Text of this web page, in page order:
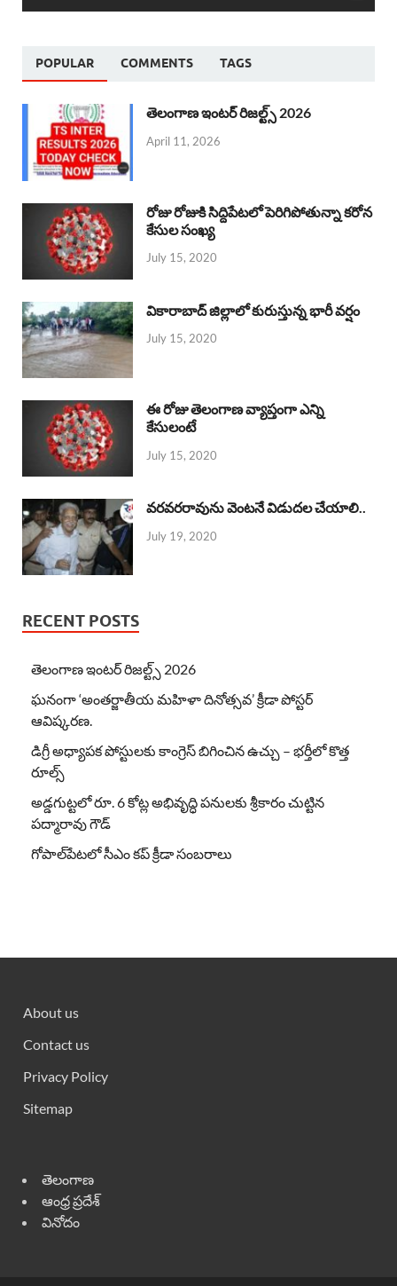
POPULAR COMMENTS TAGS
తెలంగాణ ఇంటర్ రిజల్ట్స్ 2026
April 11, 2026
రోజు రోజుకి సిద్దిపేటలో పెరిగిపోతున్నా కరోన
కేసుల సంఖ్య
July 15, 2020
వికారాబాద్ జిల్లాలో కురుస్తున్న భారీ వర్షం
July 15, 2020
ఈ రోజు తెలంగాణ వ్యాప్తంగా ఎన్ని
కేసులంటే
July 15, 2020
వరవరరావును వెంటనే విడుదల చేయాలి..
July 19, 2020
RECENT POSTS
తెలంగాణ ఇంటర్ రిజల్ట్స్ 2026
ఘనంగా ‘అంతర్జాతీయ మహిళా దినోత్సవ’ క్రీడా పోస్టర్
ఆవిష్కరణ.
డిగ్రీ అధ్యాపక పోస్టులకు కాంగ్రెస్ బిగించిన ఉచ్చు – భర్తీలో కొత్త
రూల్స్
అడ్డగుట్టలో రూ. 6 కోట్ల అభివృద్ధి పనులకు శ్రీకారం చుట్టిన
పద్మారావు గౌడ్
గోపాల్‌పేటలో సీఎం కప్ క్రీడా సంబరాలు
About us
Contact us
Privacy Policy
Sitemap
తెలంగాణ
ఆంధ్ర ప్రదేశ్
వినోదం